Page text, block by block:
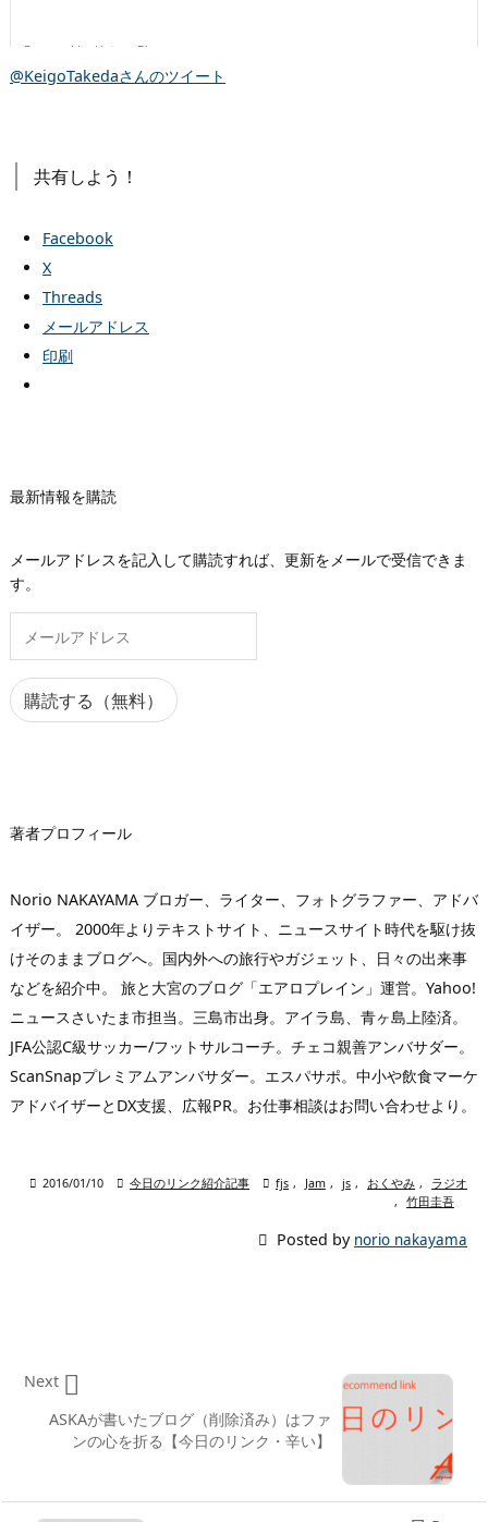
@KeigoTakedaさんのツイート
共有しよう！
Facebook
X
Threads
メールアドレス
印刷
最新情報を購読
メールアドレスを記入して購読すれば、更新をメールで受信できま
す。
ア
ド
購読する（無料）
著者プロフィール
Norio NAKAYAMA ブロガー、ライター、フォトグラファー、アドバ
イザー。 2000年よりテキストサイト、ニュースサイト時代を駆け抜
けそのままブログへ。国内外への旅行やガジェット、日々の出来事
などを紹介中。 旅と大宮のブログ「エアロプレイン」運営。Yahoo!
ニュースさいたま市担当。三島市出身。アイラ島、青ヶ島上陸済。
JFA公認C級サッカー/フットサルコーチ。チェコ親善アンバサダー。
ScanSnapプレミアムアンバサダー。エスパサポ。中小や飲食マーケ
アドバイザーとDX支援、広報PR。お仕事相談はお問い合わせより。
 2016/01/10  今日のリンク紹介記事  fjs , Jam , js , おくやみ ,
ラジオ
,
竹田圭吾
 Posted by norio nakayama
ASKAが書いたブログ（削除済み）はファ
ンの心を折る【今日のリンク・辛い】

Next